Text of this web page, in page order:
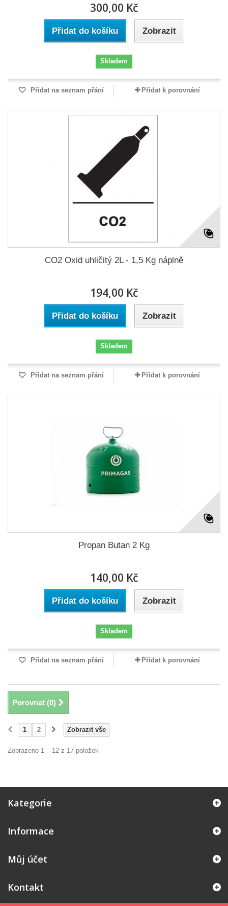
300,00 Kč
Přidat do košíku Zobrazit
Skladem
Přidat na seznam přání Přidat k porovnání
CO2 Oxid uhličitý 2L - 1,5 Kg náplně
194,00 Kč
Přidat do košíku Zobrazit
Skladem
Přidat na seznam přání Přidat k porovnání
Propan Butan 2 Kg
140,00 Kč
Přidat do košíku Zobrazit
Skladem
Přidat na seznam přání Přidat k porovnání
Porovnat (0)
Zobrazit vše
1 2
Zobrazeno 1 – 12 z 17 položek
Kategorie
Informace
Můj účet
Kontakt